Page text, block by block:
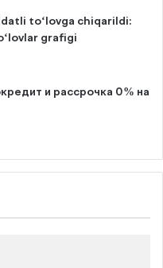
to‘lovga chiqarildi:
grafigi
и рассрочка 0% на